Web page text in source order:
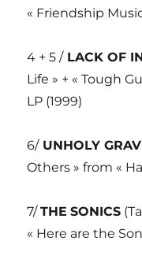
« Friendship
4 + 5 /LACK OF
Life » + « Tough
LP (1999)
6/UNHOLY
Others » from «
7/THE SONICS
« Here are the